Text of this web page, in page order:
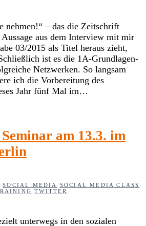
nehmen!“ – das die Zeitschrift
Aussage aus dem Interview mit mir
03/2015 als Titel heraus zieht,
ist es die 1A-Grundlagen-
Netzwerken. So langsam
ich die Vorbereitung des
Jahr fünf Mal im…
am 13.3. im
SOCIAL MEDIA
SOCIAL MEDIA CLASS
TWITTER
unterwegs in den sozialen